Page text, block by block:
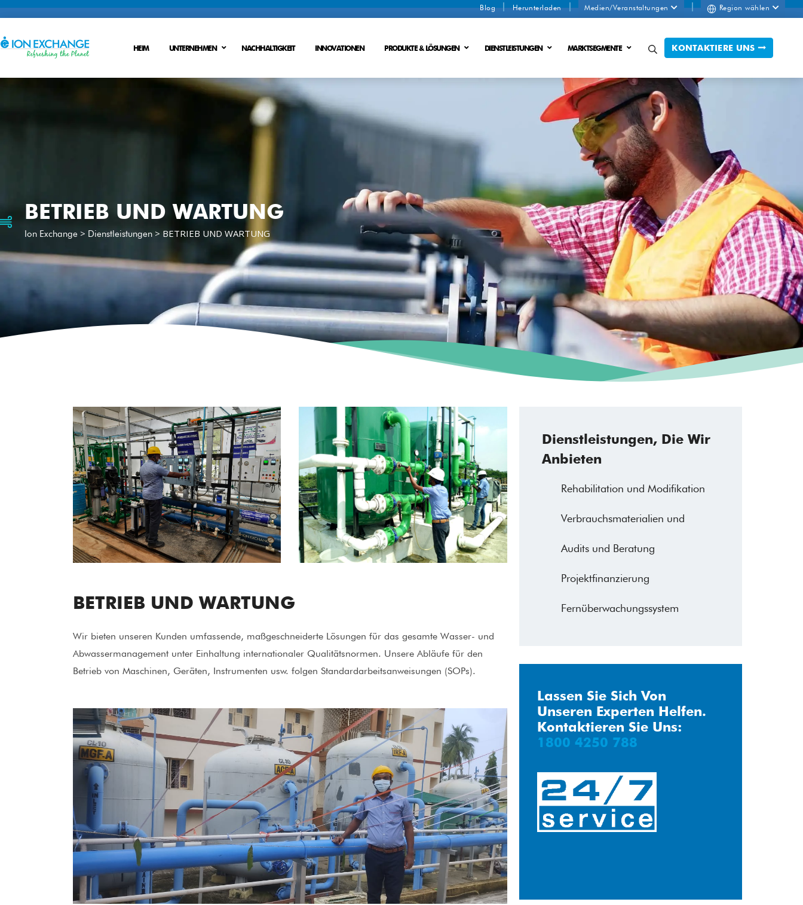
Blog Herunterladen Medien/Veranstaltungen Region wählen
HEIM UNTERNEHMEN NACHHALTIGKEIT INNOVATIONEN PRODUKTE & LÖSUNGEN
Trinkwasseraufbereitung
Abwassersysteme Ionenaustauschverfahren
Ionenaustauschmembranverfahren
DIENSTLEISTUNGEN MARKTSEGMENTE KONTAKTIERE UNS
BETRIEB UND WARTUNG
Ion Exchange > Dienstleistungen > BETRIEB UND WARTUNG
BETRIEB UND WARTUNG
Wir bieten unseren Kunden umfassende, maßgeschneiderte Lösungen für das gesamte Wasser- und
Abwassermanagement unter Einhaltung internationaler Qualitätsnormen. Unsere Abläufe für den
Betrieb von Maschinen, Geräten, Instrumenten usw. folgen Standardarbeitsanweisungen (SOPs).
Dienstleistungen, Die Wir
Anbieten
Rehabilitation und Modifikation
Verbrauchsmaterialien und
Audits und Beratung
Projektfinanzierung
Fernüberwachungssystem
Lassen Sie Sich Von
Unseren Experten Helfen.
Kontaktieren Sie Uns:
1800 4250 788